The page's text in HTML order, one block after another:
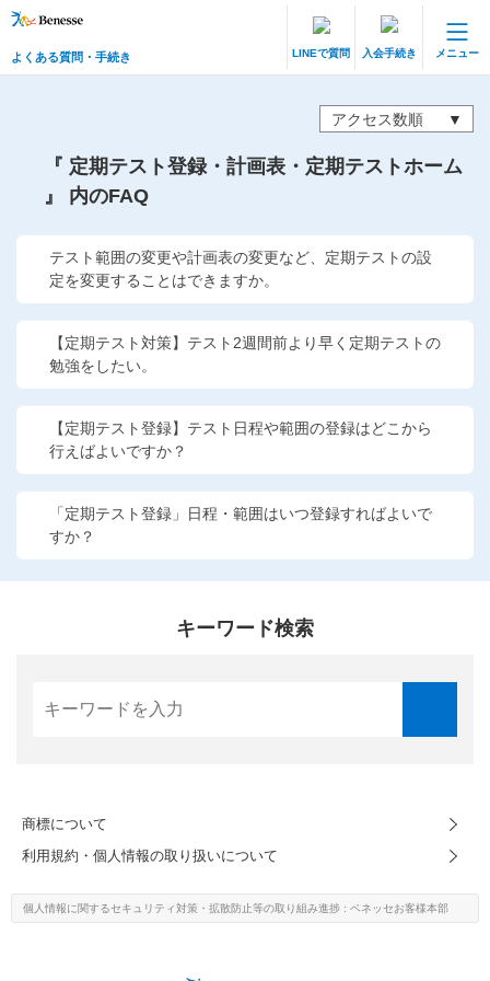
よくある質問・手続き LINEで質問 入会手続き メニュー
登録情報の変更・各種お手続き
会員ページへログイン
お客様サポート(手続き・照会)
よくある質問・お問い合わせ
カテゴリーから探す
お問い合わせ窓口
他の講座のよくある質問・手続きはこちら
こどもちゃれんじ
進研ゼミ 小学講座
進研ゼミ中学講座中高一貫のご紹介はこちら
アクセス数順
『 定期テスト登録・計画表・定期テストホーム
』 内のFAQ
テスト範囲の変更や計画表の変更など、定期テストの設
定を変更することはできますか。
【定期テスト対策】テスト2週間前より早く定期テストの
勉強をしたい。
【定期テスト登録】テスト日程や範囲の登録はどこから
行えばよいですか？
「定期テスト登録」日程・範囲はいつ登録すればよいで
すか？
キーワード検索
商標について
利用規約・個人情報の取り扱いについて
個人情報に関するセキュリティ対策・ 拡散防止等の取り組み進捗 : ベネッセお客様本部